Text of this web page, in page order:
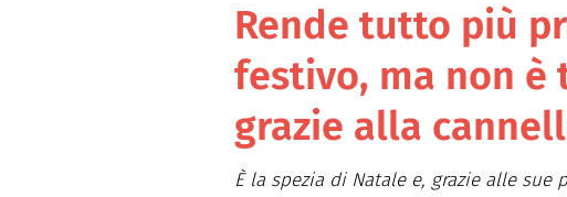
Mangiare Sano
Healthy
Consigli
Rende tutto più
festivo, ma non è
grazie alla
È la spezia di Natale e, grazie alle